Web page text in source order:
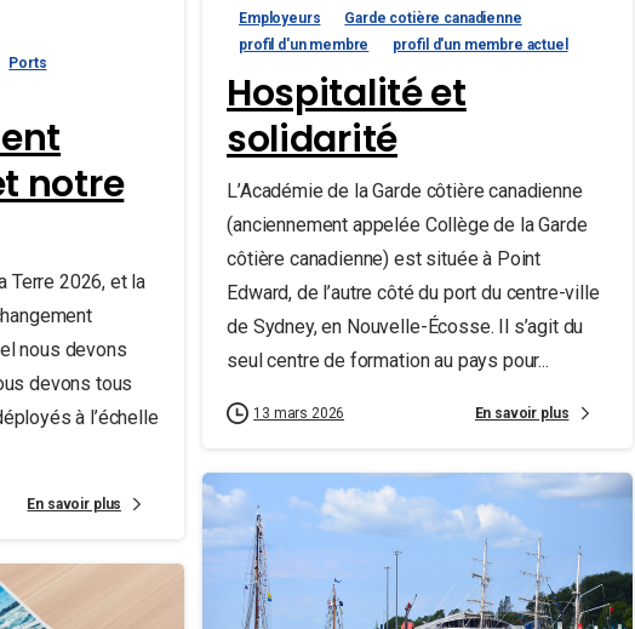
Ports
notre
Terre 2026, et la
nous devons
devons tous
à l’échelle
En savoir plus
Employeurs
Garde cotière canadienne
profil d'un membre
profil d'un membre actuel
Hospitalité et
solidarité
L’Académie de la Garde côtière canadienne
(anciennement appelée Collège de la Garde
côtière canadienne) est située à Point
Edward, de l’autre côté du port du centre-ville
de Sydney, en Nouvelle-Écosse. Il s’agit du
seul centre de formation au pays pour...
13 mars 2026 En savoir plus